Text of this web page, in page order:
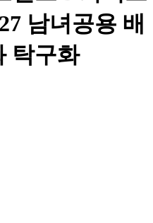
남녀공용 배
탁구화